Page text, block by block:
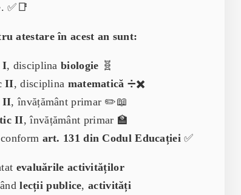
✅📑
atestare în acest an sunt:
I, disciplinabiologie 🧬
II, disciplina matematică ➗✖️
II, învățământ primar ✏️📖
II, învățământ primar 🏫
art. 131 din Codul Educației ✅
evaluările activităților
lecții publice,activități